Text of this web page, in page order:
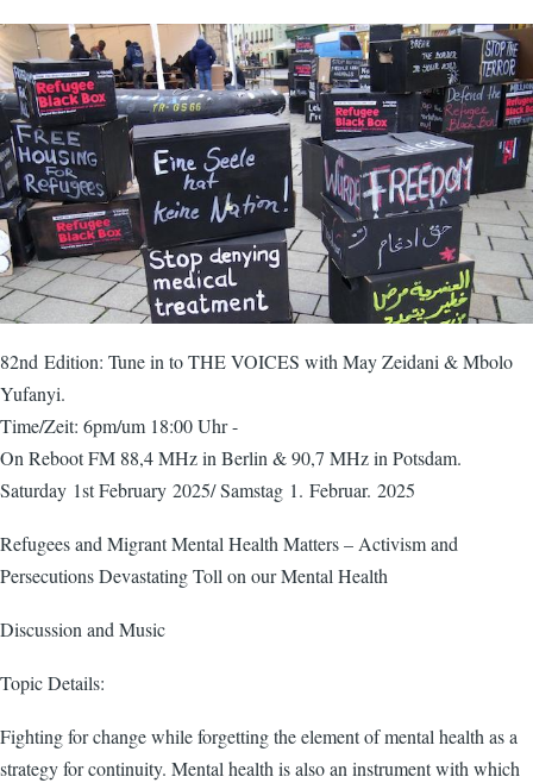
82nd Edition: Tune in to THE VOICES with May Zeidani & Mbolo
Yufanyi.
Time/Zeit: 6pm/um 18:00 Uhr -
On Reboot FM 88,4 MHz in Berlin & 90,7 MHz in Potsdam.
Saturday 1st February 2025/ Samstag 1. Februar. 2025
Refugees and Migrant Mental Health Matters – Activism and
Persecutions Devastating Toll on our Mental Health
Discussion and Music
Topic Details:
Fighting for change while forgetting the element of mental health as a
strategy for continuity. Mental health is also an instrument with which